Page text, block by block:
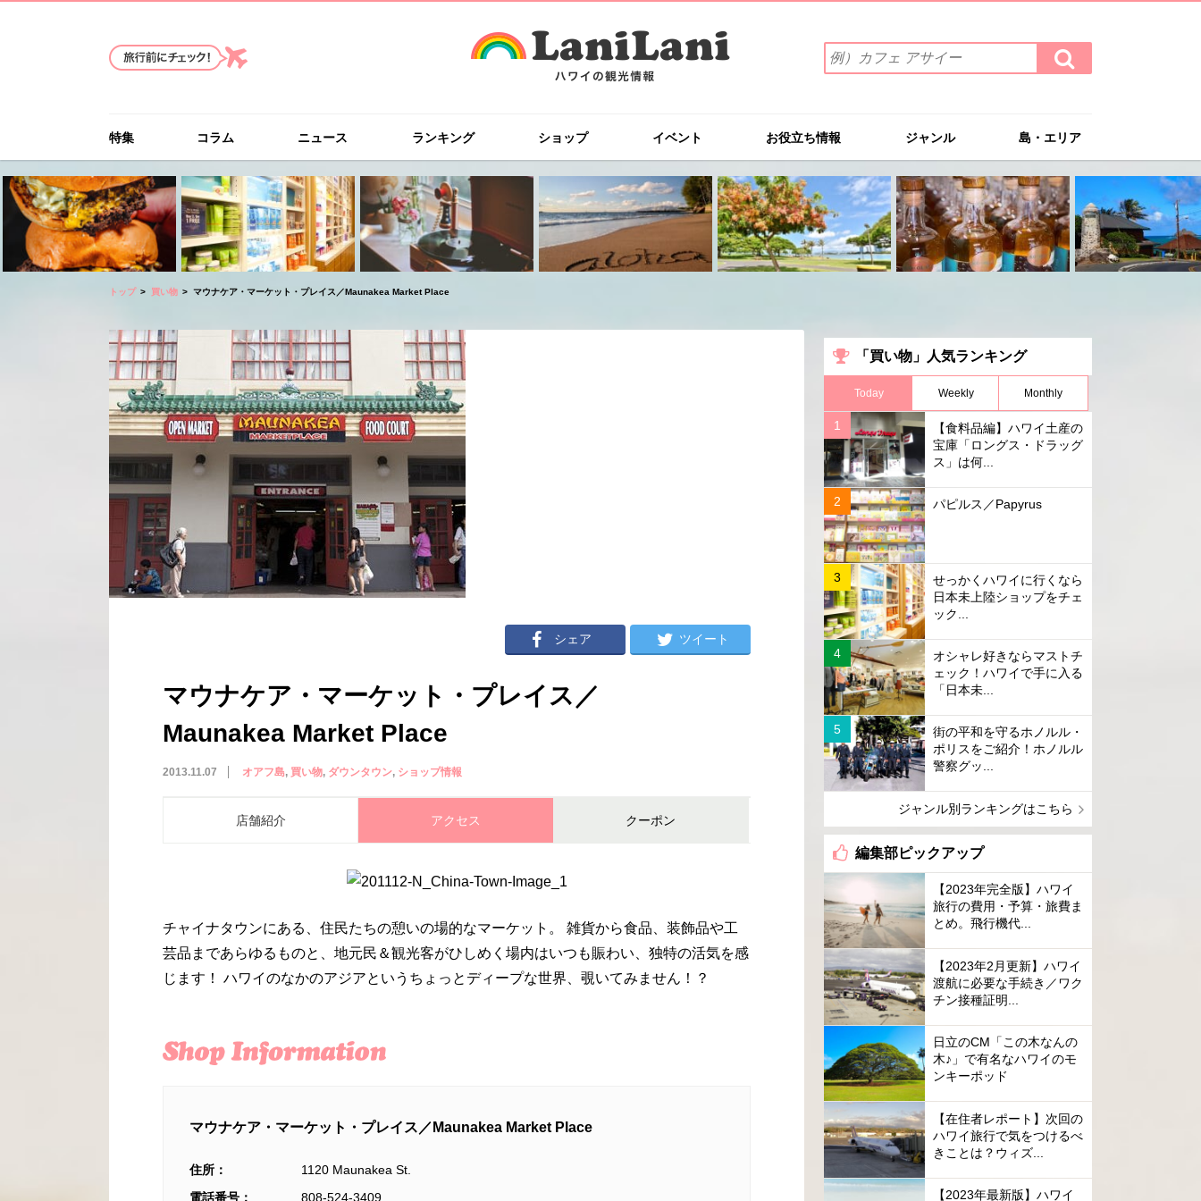
索
ワ
を
入
力
(例）
カ
フ
ェ
イ
ー
検
索
す
特集 コラム ニュース ランキング ショップ イベント お役立ち情報 ジャンル 島・エリア
トップ 買い物 マウナケア・マーケット・プレイス／Maunakea Market Place
シェア ツイート
マウナケア・マーケット・プレイス／
Maunakea Market Place
2013.11.07 オアフ島 買い物 ダウンタウン ショップ情報
店舗紹介 アクセス クーポン
チャイナタウンにある、住民たちの憩いの場的なマーケット。 雑貨から食品、装飾品や工
芸品まであらゆるものと、地元民＆観光客がひしめく場内はいつも賑わい、独特の活気を感
じます！ ハワイのなかのアジアというちょっとディープな世界、覗いてみません！？
マウナケア・マーケット・プレイス／Maunakea Market Place
住所：
1120 Maunakea St.
電話番号：
808-524-3409
「買い物」人気ランキング
Today Weekly Monthly
【食料品編】ハワイ土産の
宝庫「ロングス・ドラッグ
ス」は何...
パピルス／Papyrus
せっかくハワイに行くなら
日本未上陸ショップをチェ
ック...
オシャレ好きならマストチ
ェック！ハワイで手に入る
「日本未...
街の平和を守るホノルル・
ポリスをご紹介！ホノルル
警察グッ...
ジャンル別ランキングはこちら
編集部ピックアップ
【2023年完全版】ハワイ
旅行の費用・予算・旅費ま
とめ。飛行機代...
【2023年2月更新】ハワイ
渡航に必要な手続き／ワク
チン接種証明...
日立のCM「この木なんの
木♪」で有名なハワイのモ
ンキーポッド
【在住者レポート】次回の
ハワイ旅行で気をつけるべ
きことは？ウィズ...
【2023年最新版】ハワイ